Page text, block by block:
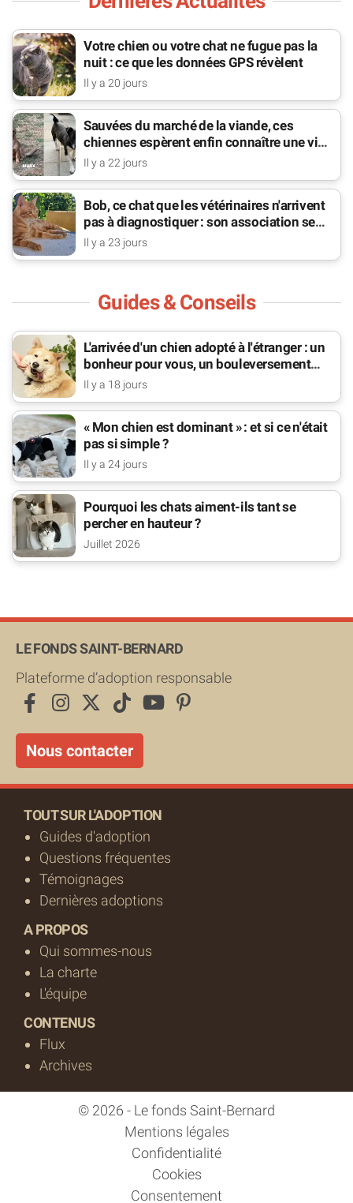
Votre chien ou votre chat ne fugue pas la
nuit : ce que les données GPS révèlent
Il y a 20 jours
Sauvées du marché de la viande, ces
chiennes espèrent enfin connaître une vie
de famille
Il y a 22 jours
Bob, ce chat que les vétérinaires n'arrivent
pas à diagnostiquer : son association se
bat pour lui
Il y a 23 jours
Guides & Conseils
L'arrivée d'un chien adopté à l'étranger : un
bonheur pour vous, un bouleversement
pour lui
Il y a 18 jours
« Mon chien est dominant » : et si ce n'était
pas si simple ?
Il y a 24 jours
Pourquoi les chats aiment-ils tant se
percher en hauteur ?
Juillet 2026
LE FONDS SAINT-BERNARD
Plateforme d’adoption responsable
Nous contacter
TOUT SUR L'ADOPTION
Guides d'adoption
Questions fréquentes
Témoignages
Dernières adoptions
A PROPOS
Qui sommes-nous
La charte
L'équipe
CONTENUS
Flux
Archives
© 2026 - Le fonds Saint-Bernard
Mentions légales
Confidentialité
Cookies
Consentement